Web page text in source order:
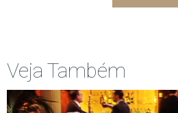
Veja Também